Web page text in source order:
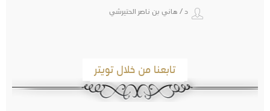
د / هاني بن ناصر الحتيرشي
تابعنا من خلال تويتر